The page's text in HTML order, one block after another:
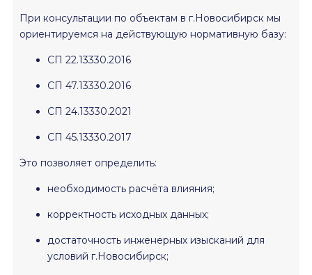
При консультации по объектам в г.Новосибирск мы
ориентируемся на действующую нормативную базу:
СП 22.13330.2016
СП 47.13330.2016
СП 24.13330.2021
СП 45.13330.2017
Это позволяет определить:
необходимость расчёта влияния;
корректность исходных данных;
достаточность инженерных изысканий для
условий г.Новосибирск;